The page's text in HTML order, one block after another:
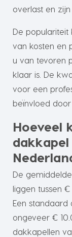
overlast en
De
van kosten en
u van tevoren
klaar is. De
voor een
beïnvloed
Hoeveel
De
liggen tussen
Een standaard
ongeveer €
dakkapellen